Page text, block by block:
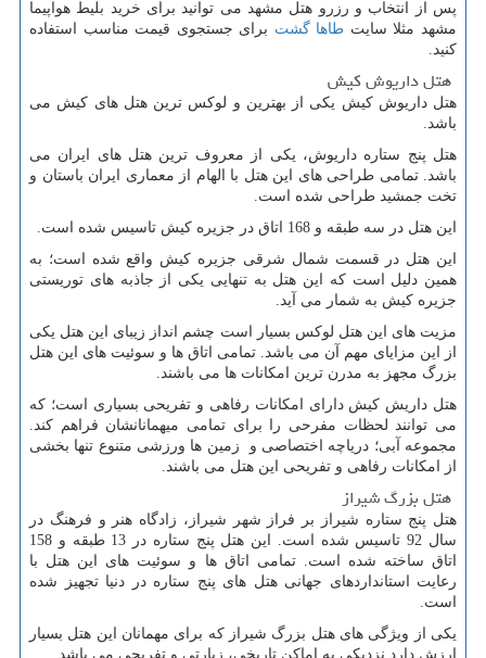
پس از انتخاب و رزرو هتل مشهد می توانید برای خرید بلیط هواپیما
مشهد مثلا سایت طاها گشت برای جستجوی قیمت مناسب استفاده
کنید.
هتل داریوش کیش
هتل داریوش کیش یکی از بهترین و لوکس ترین هتل های کیش می
باشد.
هتل پنج ستاره داریوش، یکی از معروف ترین هتل های ایران می
باشد. تمامی طراحی های این هتل با الهام از معماری ایران باستان و
تخت جمشید طراحی شده است.
این هتل در سه طبقه و 168 اتاق در جزیره کیش تاسیس شده است.
این هتل در قسمت شمال شرقی جزیره کیش واقع شده است؛ به
همین دلیل است که این هتل به تنهایی یکی از جاذبه های توریستی
جزیره کیش به شمار می آید.
مزیت های این هتل لوکس بسیار است چشم انداز زیبای این هتل یکی
از این مزایای مهم آن می باشد. تمامی اتاق ها و سوئیت های این هتل
بزرگ مجهز به مدرن ترین امکانات ها می باشند.
هتل داریش کیش دارای امکانات رفاهی و تفریحی بسیاری است؛ که
می توانند لحظات مفرحی را برای تمامی میهمانانشان فراهم کند.
مجموعه آبی؛ دریاچه اختصاصی و زمین ها ورزشی متنوع تنها بخشی
از امکانات رفاهی و تفریحی این هتل می باشند.
هتل بزرگ شیراز
هتل پنج ستاره شیراز بر فراز شهر شیراز، زادگاه هنر و فرهنگ در
سال 92 تاسیس شده است. این هتل پنج ستاره در 13 طبقه و 158
اتاق ساخته شده است. تمامی اتاق ها و سوئیت های این هتل با
رعایت استانداردهای جهانی هتل های پنج ستاره در دنیا تجهیز شده
است.
یکی از ویژگی های هتل بزرگ شیراز که برای مهمانان این هتل بسیار
ارزش دارد نزدیکی به اماکن تاریخی، زیارتی و تفریحی می باشد.